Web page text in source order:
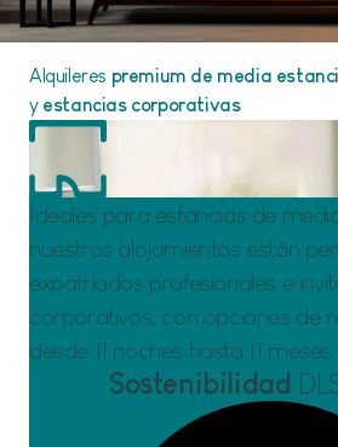
Alquileres premium de media
y estancias corporativas
Ideales para estancias de
nuestros alojamientos están
expatriados profesionales e
corporativos, con opciones de
desde 11 noches hasta 11 meses.
Sostenibilidad